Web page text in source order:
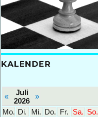
KALENDER
«
Juli
2026
»
Mo. Di. Mi. Do. Fr. Sa. So.